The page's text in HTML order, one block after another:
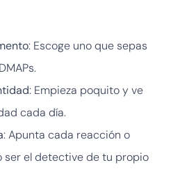
: Escoge uno que sepas
: Empieza poquito y ve
cada día.
: Apunta cada reacción o
ser el detective de tu propio